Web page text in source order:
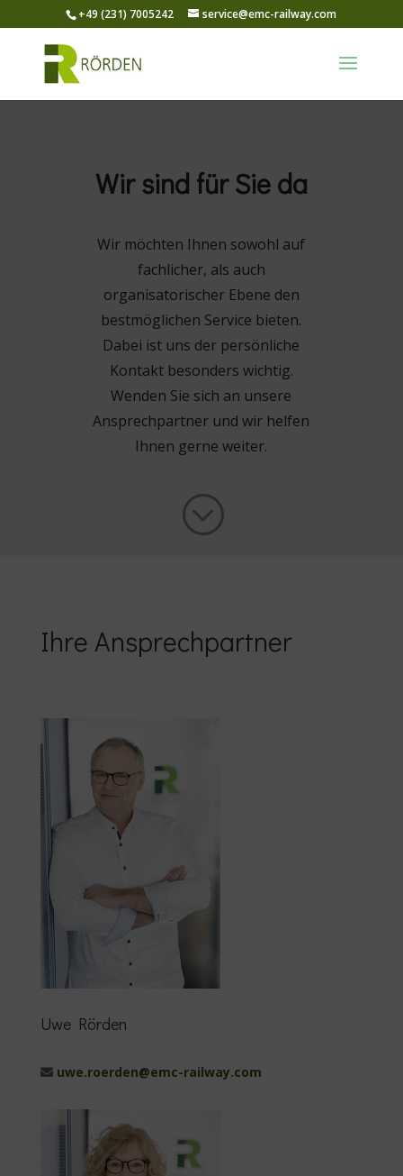
+49 (231) 7005242 service@emc-railway.com
Wir sind für Sie da
Wir möchten Ihnen sowohl auf
fachlicher, als auch
organisatorischer Ebene den
bestmöglichen Service bieten.
Dabei ist uns der persönliche
Kontakt besonders wichtig.
Wenden Sie sich an unsere
Ansprechpartner und wir helfen
Ihnen gerne weiter.
;
Ihre Ansprechpartner
Uwe Rörden
uwe.roerden@emc-railway.com